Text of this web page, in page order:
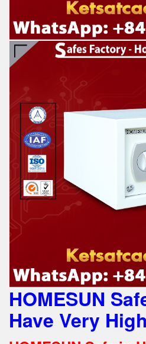
HOMESUN
Have Very